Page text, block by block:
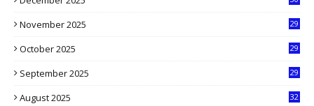
November 2025
29
October 2025
29
September 2025
29
August 2025
32